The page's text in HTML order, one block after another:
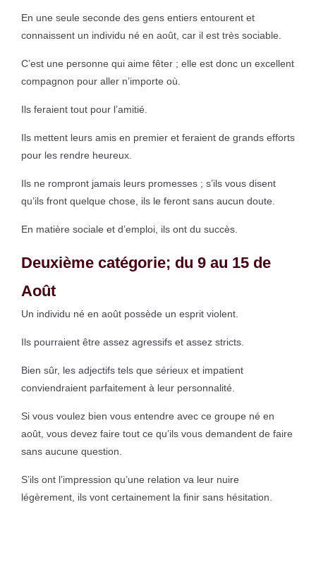
En une seule seconde des gens entiers entourent et
connaissent un individu né en août, car il est très sociable.
C’est une personne qui aime fêter ; elle est donc un excellent
compagnon pour aller n’importe où.
Ils feraient tout pour l’amitié.
Ils mettent leurs amis en premier et feraient de grands efforts
pour les rendre heureux.
Ils ne rompront jamais leurs promesses ; s’ils vous disent
qu’ils front quelque chose, ils le feront sans aucun doute.
En matière sociale et d’emploi, ils ont du succès.
Deuxième catégorie; du 9 au 15 de
Août
Un individu né en août possède un esprit violent.
Ils pourraient être assez agressifs et assez stricts.
Bien sûr, les adjectifs tels que sérieux et impatient
conviendraient parfaitement à leur personnalité.
Si vous voulez bien vous entendre avec ce groupe né en
août, vous devez faire tout ce qu’ils vous demandent de faire
sans aucune question.
S’ils ont l’impression qu’une relation va leur nuire
légèrement, ils vont certainement la finir sans hésitation.